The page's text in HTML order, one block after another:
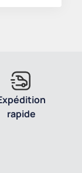
rapide